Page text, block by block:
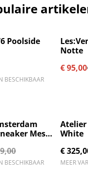
Poolside
BESCHIKBAAR
%
Notte
€ 95,00
Mesh
BESCHIKBAAR
Atelier
White
€
MEER